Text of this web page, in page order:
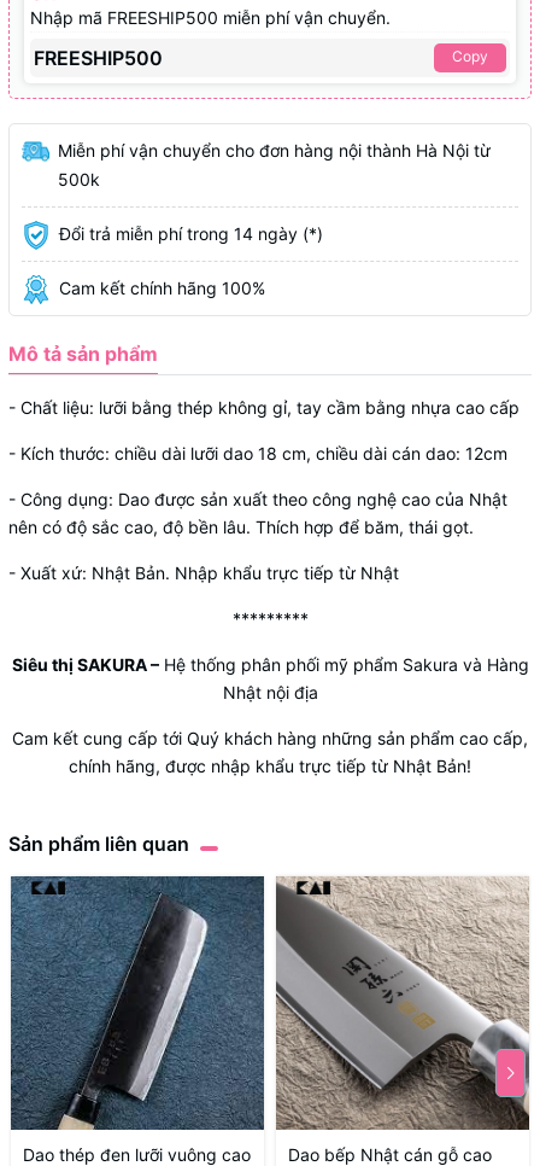
Nhập mã FREESHIP500 miễn phí vận chuyển.
FREESHIP500 Copy
Miễn phí vận chuyển cho đơn hàng nội thành Hà Nội từ
500k
Đổi trả miễn phí trong 14 ngày (*)
Cam kết chính hãng 100%
Mô tả sản phẩm
- Chất liệu: lưỡi bằng thép không gỉ, tay cầm bằng nhựa cao cấp
- Kích thước: chiều dài lưỡi dao 18 cm, chiều dài cán dao: 12cm
- Công dụng: Dao được sản xuất theo công nghệ cao của Nhật
nên có độ sắc cao, độ bền lâu. Thích hợp để băm, thái gọt.
- Xuất xứ: Nhật Bản. Nhập khẩu trực tiếp từ Nhật
*********
Siêu thị SAKURA –Hệ thống phân phối mỹ phẩm Sakura và Hàng
Nhật nội địa
Cam kết cung cấp tới Quý khách hàng những sản phẩm cao cấp,
chính hãng, được nhập khẩu trực tiếp từ Nhật Bản!
Sản phẩm liên quan
Dao thép đen lưỡi vuông cao
Dao bếp Nhật cán gỗ cao